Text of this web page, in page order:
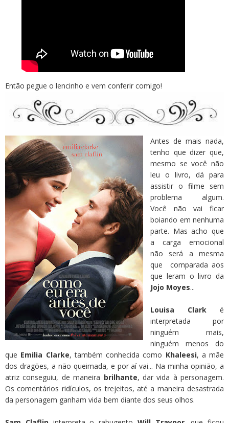
Então pegue o lencinho e vem conferir comigo!
Antes de mais nada,
tenho que dizer que,
mesmo se você não
leu o livro, dá para
assistir o filme sem
problema algum.
Você não vai ficar
boiando em nenhuma
parte. Mas acho que
a carga emocional
não será a mesma
que comparada aos
que leram o livro da
Jojo Moyes...
Louisa Clark é
interpretada por
ninguém mais,
ninguém menos do
que Emilia Clarke, também conhecida como Khaleesi, a mãe
dos dragões, a não queimada, e por aí vai... Na minha opinião, a
atriz conseguiu, de maneira brilhante, dar vida à personagem.
Os comentários ridículos, os trejeitos, até a maneira desastrada
da personagem ganham vida bem diante dos seus olhos.